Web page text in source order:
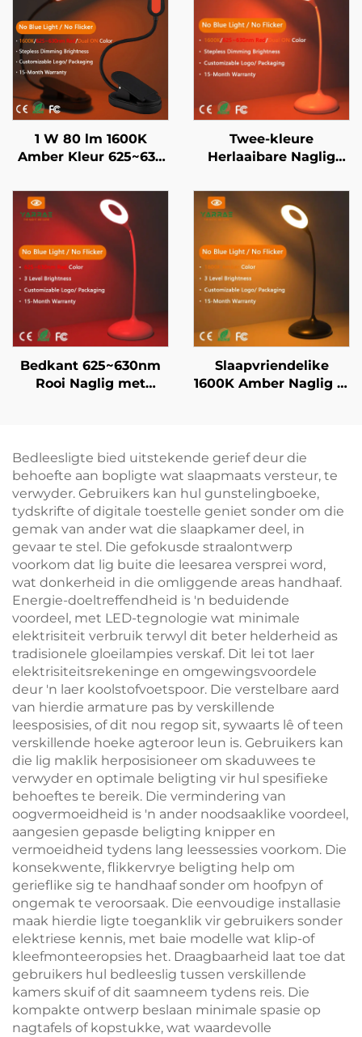
1 W 80 lm 1600K
Amber Kleur 625~630
Blou Lig Swart
Liggaam LED Boeklig
Twee-kleure
Herlaaibare Naglig
625~630nm Rooi
Traplose Verdowwer
met Geheue 18U
Batteryleeftyd Type-C
Bedkant 625~630nm
Rooi Naglig met
Ure Draadloos Gebruik
Slaapvriendelike
1600K Amber Naglig in
Herlaaibare Battery
Bedleesligte bied uitstekende gerief deur die
behoefte aan bopligte wat slaapmaats versteur, te
verwyder. Gebruikers kan hul gunstelingboeke,
tydskrifte of digitale toestelle geniet sonder om die
gemak van ander wat die slaapkamer deel, in
gevaar te stel. Die gefokusde straalontwerp
voorkom dat lig buite die leesarea versprei word,
wat donkerheid in die omliggende areas handhaaf.
Energie-doeltreffendheid is 'n beduidende
voordeel, met LED-tegnologie wat minimale
elektrisiteit verbruik terwyl dit beter helderheid as
tradisionele gloeilampies verskaf. Dit lei tot laer
elektrisiteitsrekeninge en omgewingsvoordele
deur 'n laer koolstofvoetspoor. Die verstelbare aard
van hierdie armature pas by verskillende
leesposisies, of dit nou regop sit, sywaarts lê of teen
verskillende hoeke agteroor leun is. Gebruikers kan
die lig maklik herposisioneer om skaduwees te
verwyder en optimale beligting vir hul spesifieke
behoeftes te bereik. Die vermindering van
oogvermoeidheid is 'n ander noodsaaklike voordeel,
aangesien gepasde beligting knipper en
vermoeidheid tydens lang leessessies voorkom. Die
konsekwente, flikkervrye beligting help om
gerieflike sig te handhaaf sonder om hoofpyn of
ongemak te veroorsaak. Die eenvoudige installasie
maak hierdie ligte toeganklik vir gebruikers sonder
elektriese kennis, met baie modelle wat klip-of
kleefmonteeropsies het. Draagbaarheid laat toe dat
gebruikers hul bedleeslig tussen verskillende
kamers skuif of dit saamneem tydens reis. Die
kompakte ontwerp beslaan minimale spasie op
nagtafels of kopstukke, wat waardevolle